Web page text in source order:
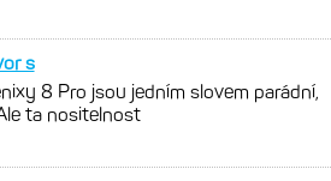
s
8 Pro jsou jedním slovem parádní,
ta nositelnost